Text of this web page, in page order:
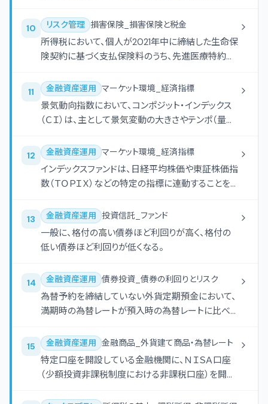
て、生産物賠償責任保険（ＰＬ保険）がある。
10 リスク管理 損害保険_損害保険と税金
所得税において、個人が2021年中に締結した生命保
険契約に基づく支払保険料のうち、先進医療特約に
11 金融資産運用 マーケット環境_経済指標
景気動向指数において、コンポジット・インデックス
（ＣＩ）は、主として景気変動の大きさやテンポ（量
12 金融資産運用 マーケット環境_経済指標
インデックスファンドは、日経平均株価や東証株価指
数（ＴＯＰＩＸ）などの特定の指標に連動することを
13 金融資産運用 投資信託_ファンド
一般に、格付の高い債券ほど利回りが高く、格付の
低い債券ほど利回りが低くなる。
14 金融資産運用 債券投資_債券の利回りとリスク
為替予約を締結していない外貨定期預金において、
満期時の為替レートが預入時の為替レートに比べて
りは高くなる。
15 金融資産運用 金融商品_外貨建て商品・為替レート
特定口座を開設している金融機関に、ＮＩＳＡ口座
（少額投資非課税制度における非課税口座）を開設